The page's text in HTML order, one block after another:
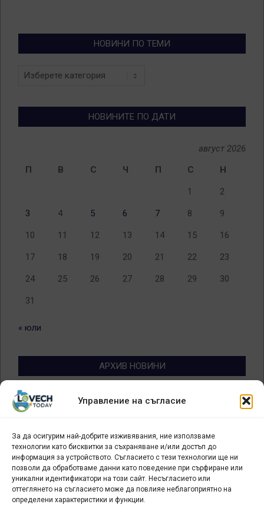
Управление на съгласие
За да осигурим най-добрите изживявания, ние използваме
технологии като бисквитки за съхраняване и/или достъп до
информация за устройството. Съгласието с тези технологии ще ни
позволи да обработваме данни като поведение при сърфиране или
уникални идентификатори на този сайт. Несъгласието или
оттеглянето на съгласието може да повлияе неблагоприятно на
определени характеристики и функции.
НОВИНИ ПО ТЕМИ
Новини
НОВИНИТЕ ПО ДАТИ
август 2026
П
В С Ч П С Н
1 2
3 4 5 6 7 8 9
10 11 12 13 14 15 16
17 18 19 20 21 22 23
24 25 26 27 28 29 30
31
« юли
АРХИВ НОВИНИ
Архив
новини
БИЗНЕС
Арт галерия "Мостове" – магазин за изкуство
СЕВЕРОЗАПАДА ИНФОРМАЦИОНЕН БИЗНЕС
ТУРИСТИЧЕСКИ КЛЪСТЕР